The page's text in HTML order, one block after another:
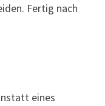
Fertig nach
eines